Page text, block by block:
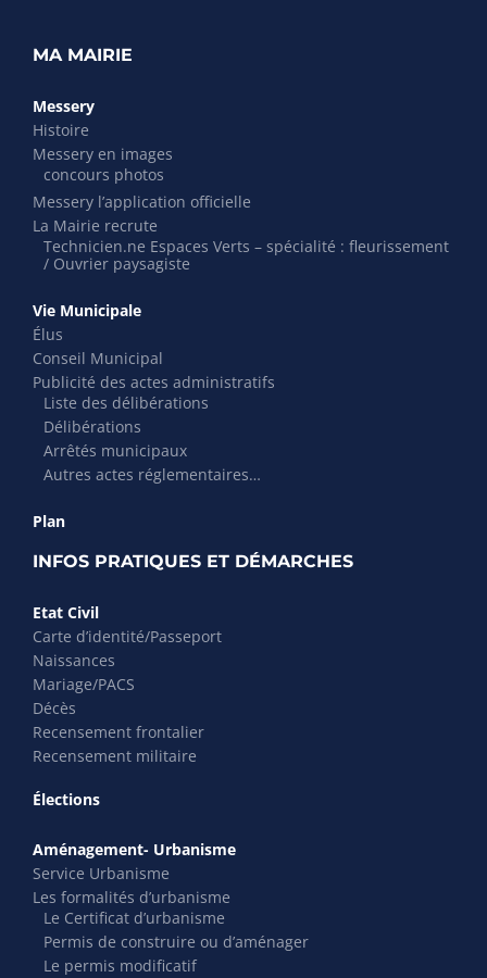
MA MAIRIE
Messery
Histoire
Messery en images
concours photos
Messery l’application officielle
La Mairie recrute
Technicien.ne Espaces Verts – spécialité : fleurissement
/ Ouvrier paysagiste
Vie Municipale
Élus
Conseil Municipal
Publicité des actes administratifs
Liste des délibérations
Délibérations
Arrêtés municipaux
Autres actes réglementaires…
Plan
INFOS PRATIQUES ET DÉMARCHES
Etat Civil
Carte d’identité/Passeport
Naissances
Mariage/PACS
Décès
Recensement frontalier
Recensement militaire
Élections
Aménagement- Urbanisme
Service Urbanisme
Les formalités d’urbanisme
Le Certificat d’urbanisme
Permis de construire ou d’aménager
Le permis modificatif